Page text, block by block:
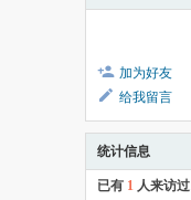
加为好友
给我留言
统计信息
已有 1 人来访过